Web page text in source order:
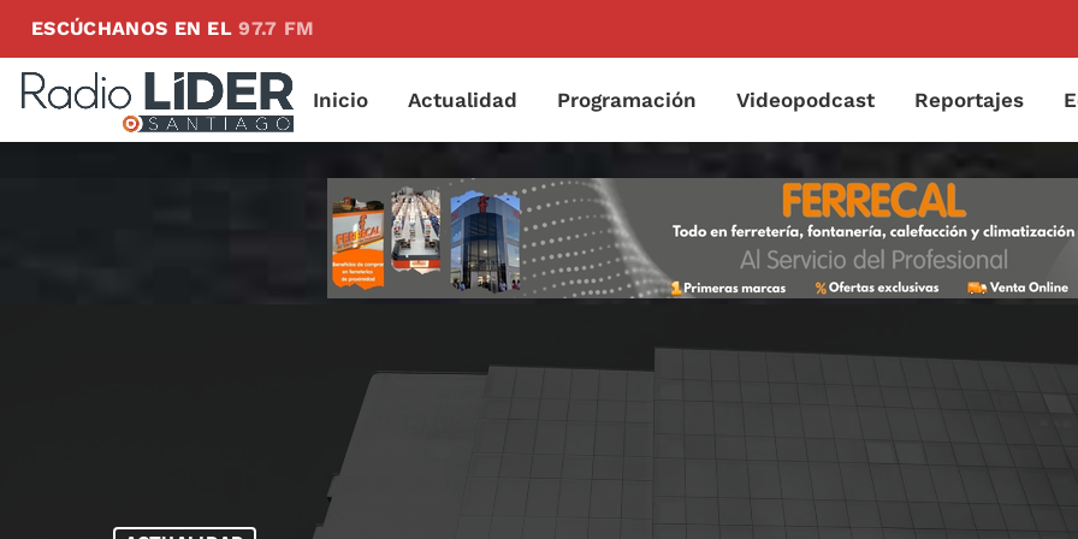
ESCÚCHANOS EN EL97.7 FM
Inicio Actualidad Programación Videopodcast Reportajes